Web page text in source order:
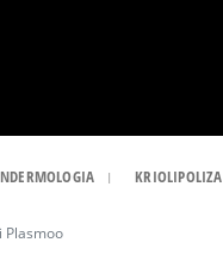
KRIOLIPOLIZA
Plasmoo